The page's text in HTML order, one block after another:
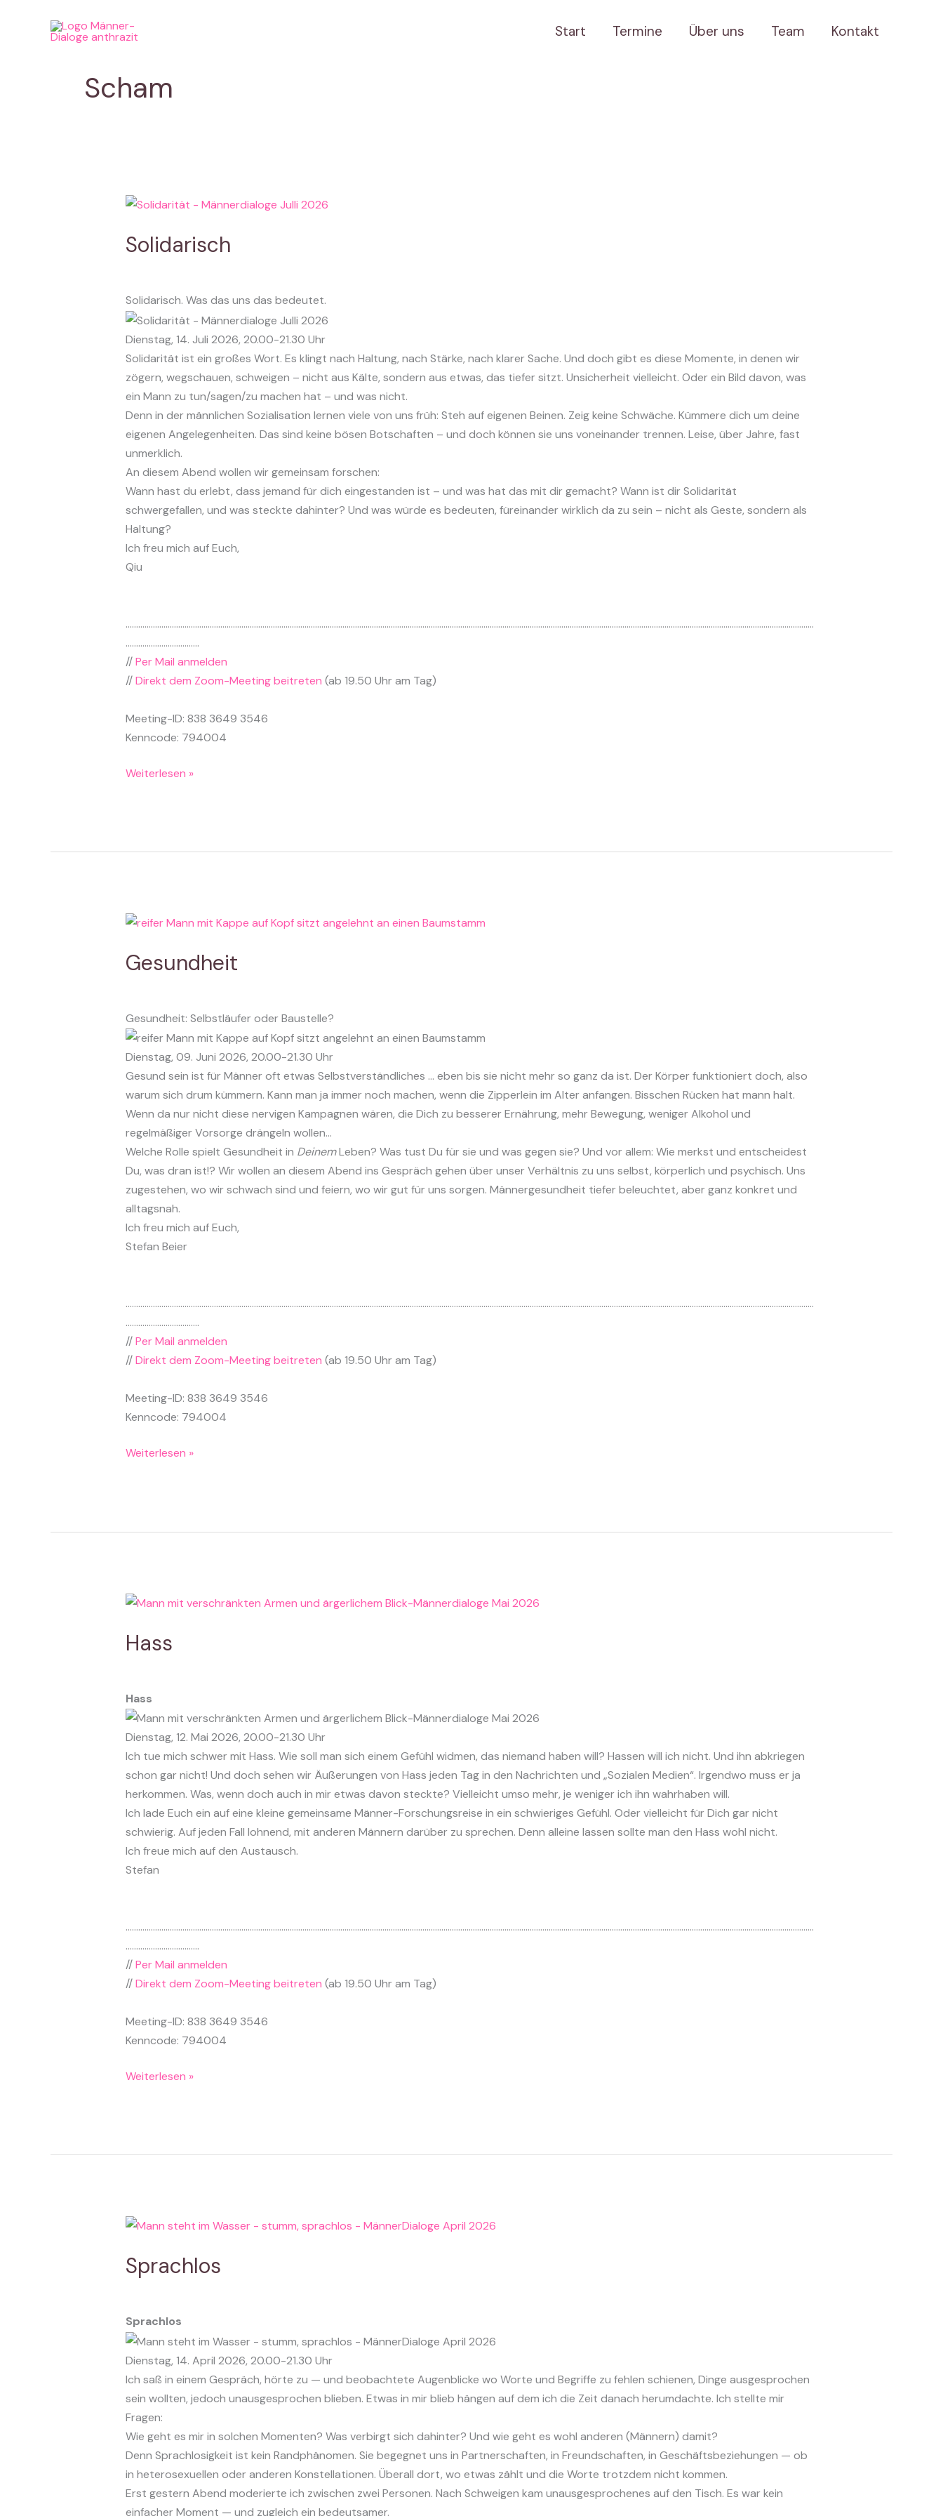
Start Termine Über uns Team Kontakt
Scham
Solidarisch
Solidarisch. Was das uns das bedeutet.
Dienstag, 14. Juli 2026, 20.00-21.30 Uhr
Solidarität ist ein großes Wort. Es klingt nach Haltung, nach Stärke, nach klarer Sache. Und doch gibt es diese Momente, in denen wir
zögern, wegschauen, schweigen – nicht aus Kälte, sondern aus etwas, das tiefer sitzt. Unsicherheit vielleicht. Oder ein Bild davon, was
ein Mann zu tun/sagen/zu machen hat – und was nicht.
Denn in der männlichen Sozialisation lernen viele von uns früh: Steh auf eigenen Beinen. Zeig keine Schwäche. Kümmere dich um deine
eigenen Angelegenheiten. Das sind keine bösen Botschaften – und doch können sie uns voneinander trennen. Leise, über Jahre, fast
unmerklich.
An diesem Abend wollen wir gemeinsam forschen:
Wann hast du erlebt, dass jemand für dich eingestanden ist – und was hat das mit dir gemacht? Wann ist dir Solidarität
schwergefallen, und was steckte dahinter? Und was würde es bedeuten, füreinander wirklich da zu sein – nicht als Geste, sondern als
Haltung?
Ich freu mich auf Euch,
Qiu
…………………………………………………………………………………………………………………………………………………………………………………………………………………………………………………………………………………………………
……………………………..
//Per Mail anmelden
//Direkt dem Zoom-Meeting beitreten (ab 19.50 Uhr am Tag)
Meeting-ID: 838 3649 3546
Kenncode: 794004
Solidarisch
Weiterlesen »
Gesundheit
Gesundheit: Selbstläufer oder Baustelle?
Dienstag, 09. Juni 2026, 20.00-21.30 Uhr
Gesund sein ist für Männer oft etwas Selbstverständliches … eben bis sie nicht mehr so ganz da ist. Der Körper funktioniert doch, also
warum sich drum kümmern. Kann man ja immer noch machen, wenn die Zipperlein im Alter anfangen. Bisschen Rücken hat mann halt.
Wenn da nur nicht diese nervigen Kampagnen wären, die Dich zu besserer Ernährung, mehr Bewegung, weniger Alkohol und
regelmäßiger Vorsorge drängeln wollen…
Welche Rolle spielt Gesundheit in DeinemLeben? Was tust Du für sie und was gegen sie? Und vor allem: Wie merkst und entscheidest
Du, was dran ist!? Wir wollen an diesem Abend ins Gespräch gehen über unser Verhältnis zu uns selbst, körperlich und psychisch. Uns
zugestehen, wo wir schwach sind und feiern, wo wir gut für uns sorgen. Männergesundheit tiefer beleuchtet, aber ganz konkret und
alltagsnah.
Ich freu mich auf Euch,
Stefan Beier
…………………………………………………………………………………………………………………………………………………………………………………………………………………………………………………………………………………………………
……………………………..
//Per Mail anmelden
//Direkt dem Zoom-Meeting beitreten (ab 19.50 Uhr am Tag)
Meeting-ID: 838 3649 3546
Kenncode: 794004
Gesundheit
Weiterlesen »
Hass
Hass
Dienstag, 12. Mai 2026, 20.00-21.30 Uhr
Ich tue mich schwer mit Hass. Wie soll man sich einem Gefühl widmen, das niemand haben will? Hassen will ich nicht. Und ihn abkriegen
schon gar nicht! Und doch sehen wir Äußerungen von Hass jeden Tag in den Nachrichten und „Sozialen Medien“. Irgendwo muss er ja
herkommen. Was, wenn doch auch in mir etwas davon steckte? Vielleicht umso mehr, je weniger ich ihn wahrhaben will.
Ich lade Euch ein auf eine kleine gemeinsame Männer-Forschungsreise in ein schwieriges Gefühl. Oder vielleicht für Dich gar nicht
schwierig. Auf jeden Fall lohnend, mit anderen Männern darüber zu sprechen. Denn alleine lassen sollte man den Hass wohl nicht.
Ich freue mich auf den Austausch.
Stefan
…………………………………………………………………………………………………………………………………………………………………………………………………………………………………………………………………………………………………
……………………………..
//Per Mail anmelden
//Direkt dem Zoom-Meeting beitreten (ab 19.50 Uhr am Tag)
Meeting-ID: 838 3649 3546
Kenncode: 794004
Hass
Weiterlesen »
Sprachlos
Sprachlos
Dienstag, 14. April 2026, 20.00-21.30 Uhr
Ich saß in einem Gespräch, hörte zu — und beobachtete Augenblicke wo Worte und Begriffe zu fehlen schienen, Dinge ausgesprochen
sein wollten, jedoch unausgesprochen blieben. Etwas in mir blieb hängen auf dem ich die Zeit danach herumdachte. Ich stellte mir
Fragen:
Wie geht es mir in solchen Momenten? Was verbirgt sich dahinter? Und wie geht es wohl anderen (Männern) damit?
Denn Sprachlosigkeit ist kein Randphänomen. Sie begegnet uns in Partnerschaften, in Freundschaften, in Geschäftsbeziehungen — ob
in heterosexuellen oder anderen Konstellationen. Überall dort, wo etwas zählt und die Worte trotzdem nicht kommen.
Erst gestern Abend moderierte ich zwischen zwei Personen. Nach Schweigen kam unausgesprochenes auf den Tisch. Es war kein
einfacher Moment — und zugleich ein bedeutsamer.